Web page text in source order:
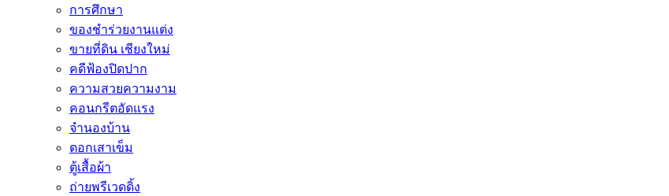
การศึกษา
ของชำร่วยงานแต่ง
ขายที่ดิน เชียงใหม่
คดีฟ้องปิดปาก
ความสวยความงาม
คอนกรีตอัดแรง
จำนองบ้าน
ตอกเสาเข็ม
ตู้เสื้อผ้า
ถ่ายพรีเวดดิ้ง